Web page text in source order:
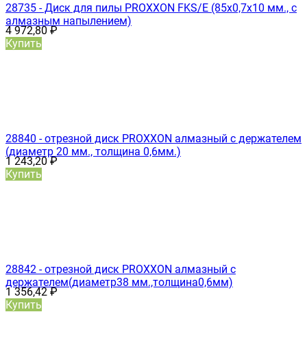
28735 - Диск для пилы PROXXON FKS/E (85х0,7х10 мм., с
алмазным напылением)
4 972,80₽
Купить
28840 - отрезной диск PROXXON алмазный с держателем
(диаметр 20 мм., толщина 0,6мм.)
1 243,20₽
Купить
28842 - отрезной диск PROXXON алмазный с
держателем(диаметр38 мм.,толщина0,6мм)
1 356,42₽
Купить